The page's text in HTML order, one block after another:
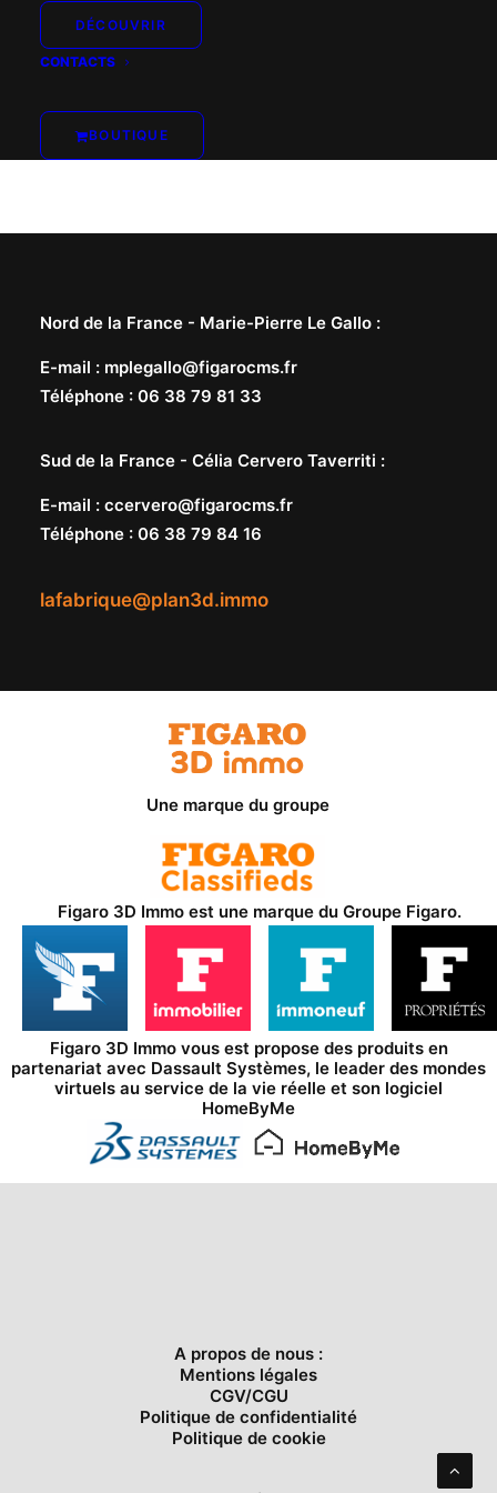
DÉCOUVRIR
CONTACTS
BOUTIQUE
lafabrique@plan3d.immo
Nord de la France - Marie-Pierre Le Gallo :
E-mail : mplegallo@figarocms.fr
Téléphone : 06 38 79 81 33
Sud de la France - Célia Cervero Taverriti :
E-mail : ccervero@figarocms.fr
Téléphone : 06 38 79 84 16
Une marque du groupe
Figaro 3D Immo est une marque du Groupe Figaro.
Figaro 3D Immo vous est propose des produits en
partenariat avec Dassault Systèmes, le leader des mondes
virtuels au service de la vie réelle et son logiciel
HomeByMe
A propos de nous :
Mentions légales
CGV/CGU
Politique de confidentialité
Politique de cookie